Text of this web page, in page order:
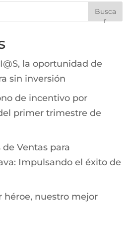
Busca
r
la oportunidad de
sin inversión
de incentivo por
primer trimestre de
Ventas para
Impulsando el éxito de
héroe, nuestro mejor